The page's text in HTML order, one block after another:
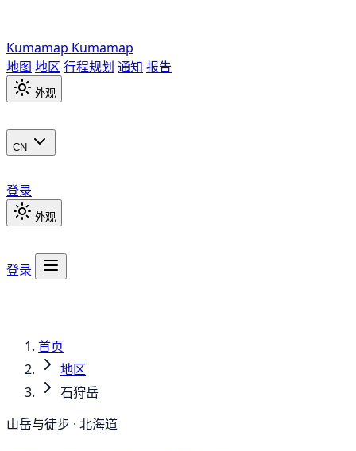
Kumamap Kumamap
地图 地区 行程规划 通知 报告
外观
CN
登录
外观
登录
首页
地区
石狩岳
山岳与徒步 · 北海道